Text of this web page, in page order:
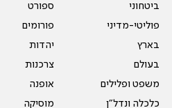
ביטחוני
פוליטי-מדיני
בארץ
בעולם
משפט ופלילים
כלכלה ונדל"ן
ספורט
פורומים
יהדות
צרכנות
אופנה
מוסיקה